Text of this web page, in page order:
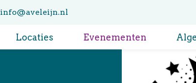
info@aveleijn.nl
Locaties Evenementen